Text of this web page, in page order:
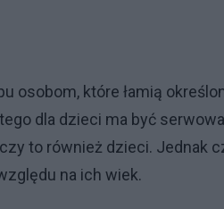
osobom, które łamią
dla dzieci ma być
to również dzieci. Jednak
na ich wiek.